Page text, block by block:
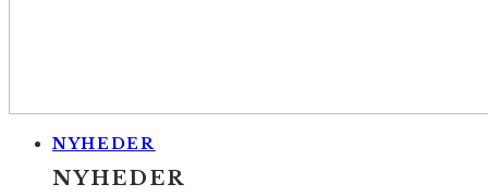
NYHEDER
NYHEDER